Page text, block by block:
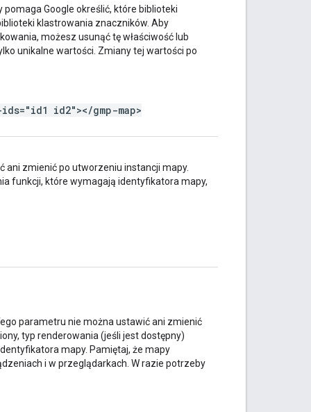
Google określić, które biblioteki
klastrowania znaczników. Aby
możesz usunąć tę właściwość lub
unikalne wartości. Zmiany tej wartości po
id2"></gmp-map>
ani zmienić po utworzeniu instancji mapy.
funkcji, które wymagają identyfikatora mapy,
parametru nie można ustawić ani zmienić
typ renderowania (jeśli jest dostępny)
mapy. Pamiętaj, że mapy
i w przeglądarkach. W razie potrzeby